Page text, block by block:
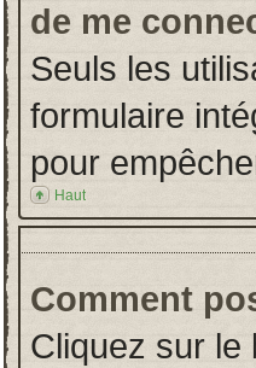
de me
Seuls les
formulaire
pour
Haut
Comment
Cliquez sur le